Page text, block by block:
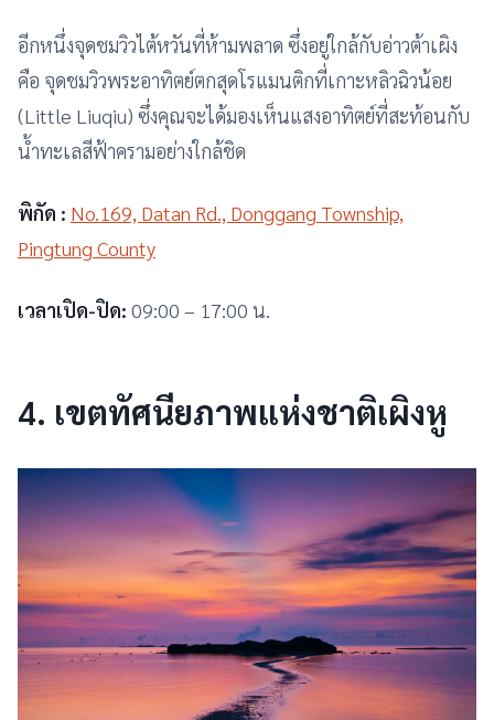
อีกหนึ่งจุดชมวิวไต้หวันที่ห้ามพลาด ซึ่งอยู่ใกล้กับอ่าวต้าเผิง
คือ จุดชมวิวพระอาทิตย์ตกสุดโรแมนติกที่เกาะหลิวฉิวน้อย
(Little Liuqiu) ซึ่งคุณจะได้มองเห็นแสงอาทิตย์ที่สะท้อนกับ
น้ำทะเลสีฟ้าครามอย่างใกล้ชิด
พิกัด : No.169, Datan Rd., Donggang Township,
Pingtung County
เวลาเปิด-ปิด: 09:00 – 17:00 น.
4. เขตทัศนียภาพแห่งชาติเผิงหู